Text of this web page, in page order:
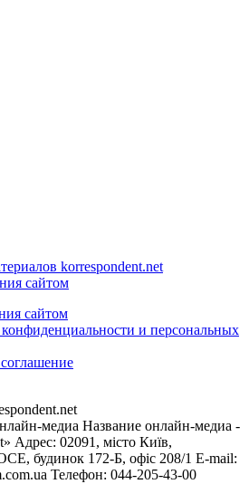
korrespondent.net
сайтом
сайтом
и персональных
медиа Название онлайн-медиа -
Адрес: 02091, місто Київ,
будинок 172-Б, офіс 208/1 E-mail:
Телефон: 044-205-43-00